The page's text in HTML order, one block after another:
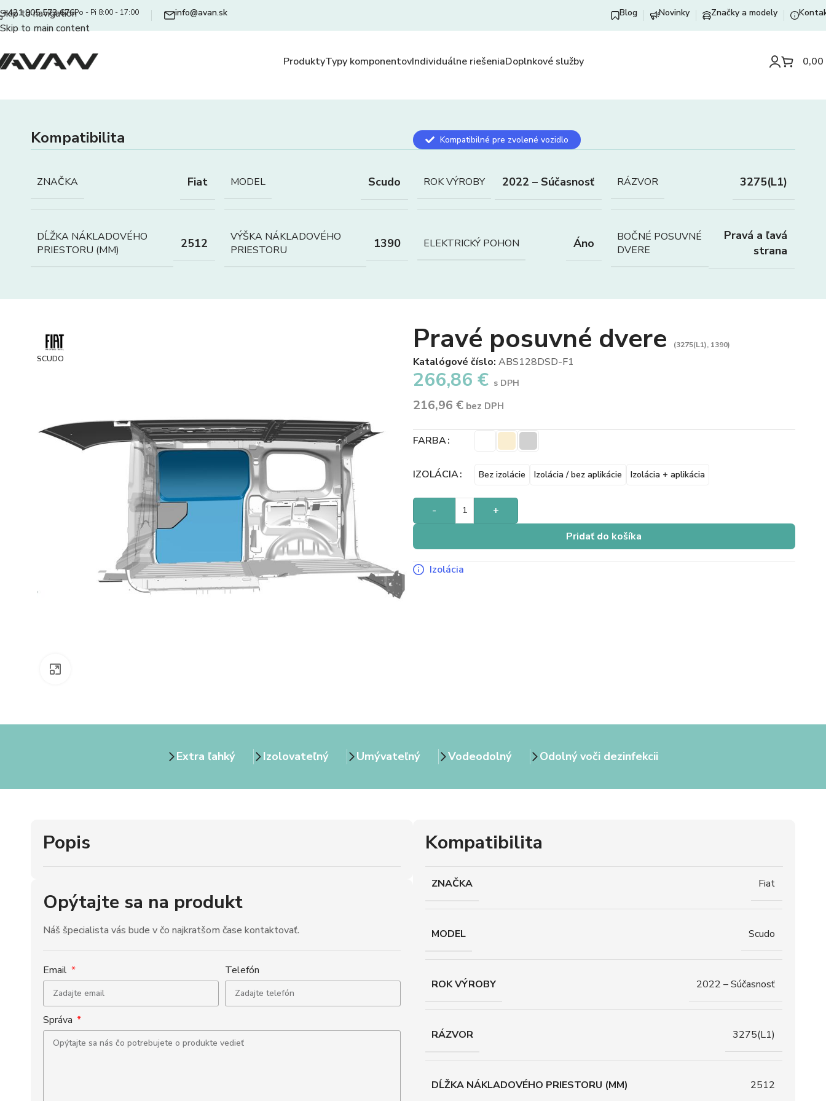
Skip to navigation
Skip to main content
+421 905 573 676Po - Pi 8:00 - 17:00 info@avan.sk Blog Novinky Značky a modely
ProduktyTypy komponentovIndividuálne riešeniaDoplnkové služby 0,00
Kompatibilita Kompatibilné pre zvolené vozidlo
ZNAČKA Fiat MODEL Scudo ROK VÝROBY 2022 – Súčasnosť RÁZVOR 3275(L1)
DĹŽKA NÁKLADOVÉHO
PRIESTORU (MM)
2512
VÝŠKA NÁKLADOVÉHO
PRIESTORU
1390 ELEKTRICKÝ POHON Áno
BOČNÉ POSUVNÉ
DVERE
Pravá a ľavá
strana
SCUDO
Pravé posuvné dvere (3275(L1), 1390)
Katalógové číslo: ABS128DSD-F1
266,86 € s DPH
216,96 €bez DPH
FARBA
IZOLÁCIA Bez izolácie Izolácia / bez aplikácie Izolácia + aplikácia
-
+
Pridať do košíka
Izolácia
Extra ľahký Izolovateľný Umývateľný Vodeodolný Odolný voči dezinfekcii
Popis
Opýtajte sa na produkt
Náš špecialista vás bude v čo najkratšom čase kontaktovať.
Email Telefón
Správa
Kompatibilita
ZNAČKA Fiat
MODEL Scudo
ROK VÝROBY 2022 – Súčasnosť
RÁZVOR 3275(L1)
DĹŽKA NÁKLADOVÉHO PRIESTORU (MM) 2512